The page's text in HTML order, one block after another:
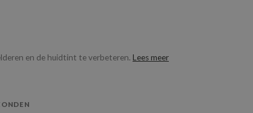
en de huidtint te verbeteren. Lees meer